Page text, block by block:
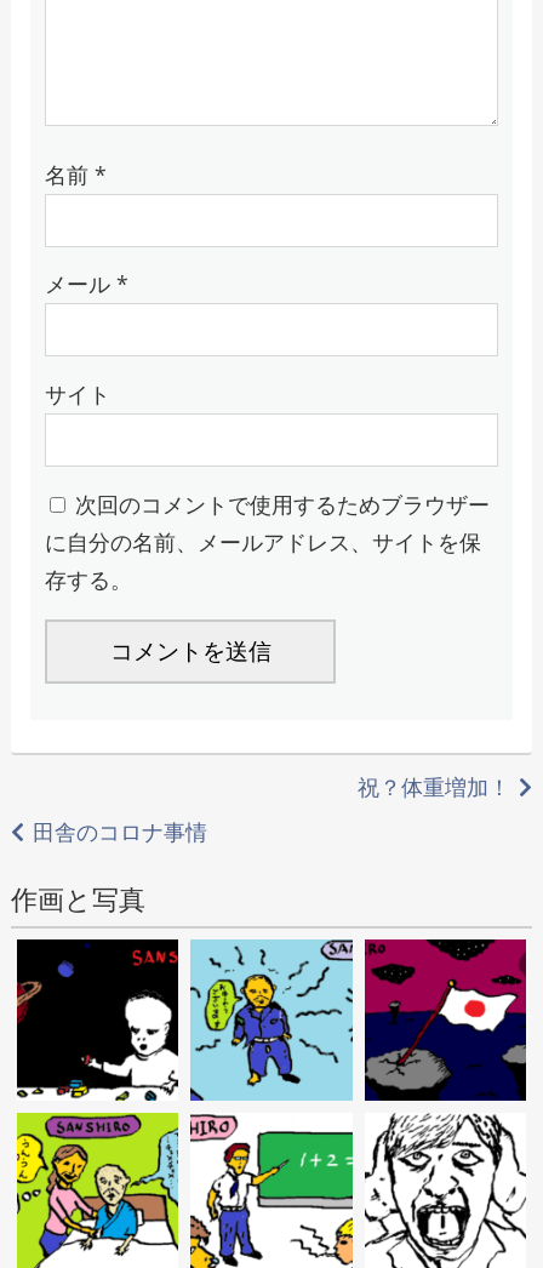
名前 *
メール *
サイト
次回のコメントで使用するためブラウザー
に自分の名前、メールアドレス、サイトを保
存する。
稿
ナ
ビ
ゲ
ー
シ
ョ
ン
祝？体重増加！
田舎のコロナ事情
作画と写真